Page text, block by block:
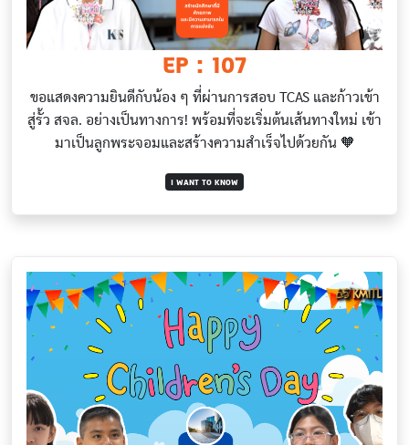
EP : 107
ขอแสดงความยินดีกับน้อง ๆ ที่ผ่านการสอบ TCAS และก้าวเข้า
สู่รั้ว สจล. อย่างเป็นทางการ! พร้อมที่จะเริ่มต้นเส้นทางใหม่ เข้า
มาเป็นลูกพระจอมและสร้างความสำเร็จไปด้วยกัน 🧡
I WANT TO KNOW